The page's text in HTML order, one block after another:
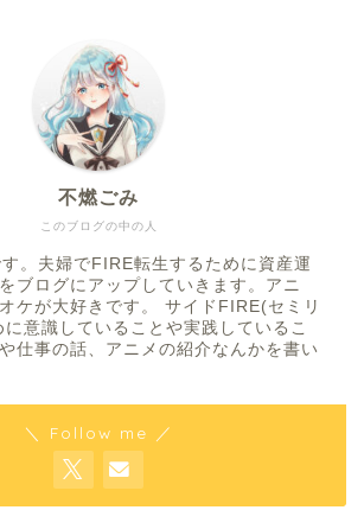
このブログの中の人
不燃ごみ
。夫婦でFIRE転生するために資産運
ブログにアップしていきます。アニ
ケが大好きです。 サイドFIRE(セミリ
意識していることや実践しているこ
仕事の話、アニメの紹介なんかを書い
＼ Follow me ／